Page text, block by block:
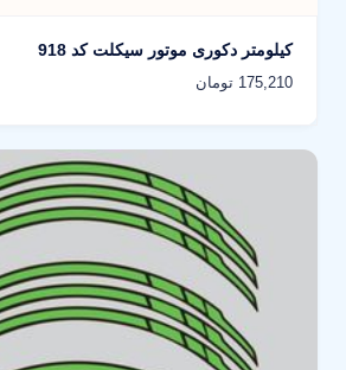
کیلومتر دکوری موتور سیکلت کد 918
175,210 تومان